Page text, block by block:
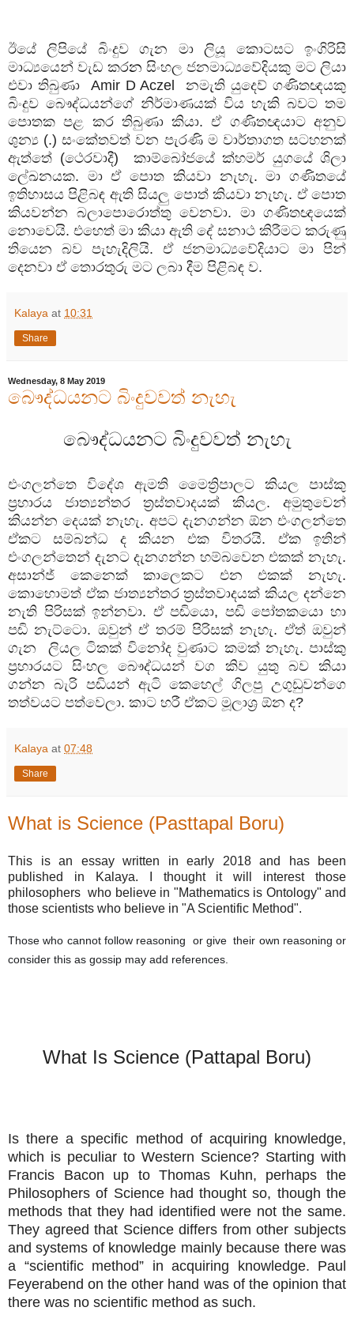
ඊයේ ලිපියේ බිංදුව ගැන මා ලියූ කොටසට ඉංගිරිසි
මාධ්‍යයෙන් වැඩ කරනසිංහල ජනමාධ්‍යවේදියකු මට ලියා
එවා තිබුණා Amir D Aczel
නමැති යුදෙව් ගණිතඥයකු
බිංදුව බෞද්ධයන්ගේ නිර්මාණයක් විය හැකි බවට තම
පොතක පළ කර තිබුණා කියා. ඒ ගණිතඥයාට අනුව
ශුන්‍ය (.) සංකේතවත් වන පැරණි ම වාර්තාගත සටහනක්
ඇත්තේ (ථෙරවාදී) කාම්බෝජයේ ක්හමර් යුගයේ ශිලා
ලේඛනයක. මා ඒ පොත කියවා නැහැ. මා ගණිතයේ
ඉතිහාසය පිළිබඳ ඇති සියලු පොත් කියවා නැහැ. ඒ පොත
කියවන්න බලාපොරොත්තු වෙනවා. මා ගණිතඥයෙක්
නොවෙයි. එහෙත් මා කියා ඇති දේ සනාථ කිරීමට කරුණු
තියෙන බව පැහැදිලියි. ඒ ජනමාධ්‍යවේදියාට මා පින්
දෙනවා ඒ තොරතුරු මට ලබා දීම පිළිබඳ ව.
Kalaya at 10:31
Share
Wednesday, 8 May 2019
බෞද්ධයනට බිංදුවවත් නැහැ
බෞද්ධයනට බිංදුවවත් නැහැ
එංගලන්තෙ විදේශ ඇමති මෛත්‍රිපාලට කියල පාස්කු
ප්‍රහාරය ජාත්‍යන්තර ත්‍රස්තවාදයක් කියල. අමුතුවෙන්
කියන්න දෙයක් නැහැ. අපට දැනගන්න ඕන එංගලන්තෙ
ඒකට සම්බන්ධ ද කියන එක විතරයි. ඒක ඉතින්
එංගලන්තෙන් දැනට දැනගන්න හම්බවෙන එකක් නැහැ.
අසාන්ජ් කෙනෙක් කාලෙකට එන එකක් නැහැ.
කොහොමත් ඒක ජාත්‍යන්තර ත්‍රස්තවාදයක් කියල දන්නෙ
නැති පිරිසක් ඉන්නවා. ඒ පඬියො, පඬි පෝතකයො හා
පඬි නැට්ටො. ඔවුන් ඒ තරම් පිරිසක් නැහැ. ඒත් ඔවුන්
ගැන ලියල ටිකක් විනෝද වුණාට කමක් නැහැ. පාස්කු
ප්‍රහාරයට සිංහල බෞද්ධයන් වග කිව යුතු බව කියා
ගන්න බැරි පඬියන් ඇටි කෙහෙල් ගිලපු උගුඩුවන්ගෙ
තත්වයට පත්වෙලා. කාට හරී ඒකට මූලාශ්‍ර ඕන ද?
Kalaya at 07:48
Share
What is Science (Pasttapal Boru)
This is an essay written in early 2018 and has been
published in Kalaya. I thought it will interest those
philosophers who believe in "Mathematics is Ontology" and
those scientists who believe in "A Scientific Method".
Those who cannot follow reasoning  or give  their own reasoning or
consider this as gossip may add references.
What Is Science (Pattapal Boru)
Is there a specific method of acquiring knowledge,
which is peculiar to Western Science? Starting with
Francis Bacon up to Thomas Kuhn, perhaps the
Philosophers of Science had thought so, though the
methods that they had identified were not the same.
They agreed that Science differs from other subjects
and systems of knowledge mainly because there was
a “scientific method” in acquiring knowledge. Paul
Feyerabend on the other hand was of the opinion that
there was no scientific method as such.